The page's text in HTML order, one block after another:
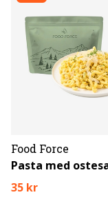
Food Force
35 kr